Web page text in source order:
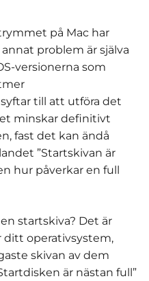
på Mac har
problem är själva
versionerna som
till att utföra det
minskar definitivt
fast det kan ändå
”Startskivan är
hur påverkar en full
startskiva? Det är
ditt operativsystem,
skivan av dem
är nästan full”